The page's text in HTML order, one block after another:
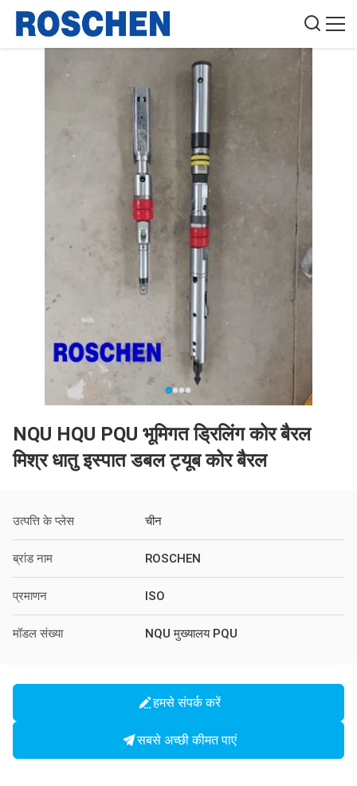
NQU HQU PQU भूमिगत ड्रिलिंग कोर बैरल
मिश्र धातु इस्पात डबल ट्यूब कोर बैरल
उत्पत्ति के प्लेस चीन
ब्रांड नाम ROSCHEN
प्रमाणन ISO
मॉडल संख्या NQU मुख्यालय PQU
हमसे संपर्क करें
सबसे अच्छी कीमत पाएं